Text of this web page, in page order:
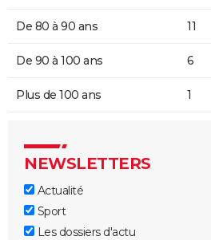
De 80 à 90 ans 11
De 90 à 100 ans 6
Plus de 100 ans 1
NEWSLETTERS
Actualité
Sport
Les dossiers d'actu